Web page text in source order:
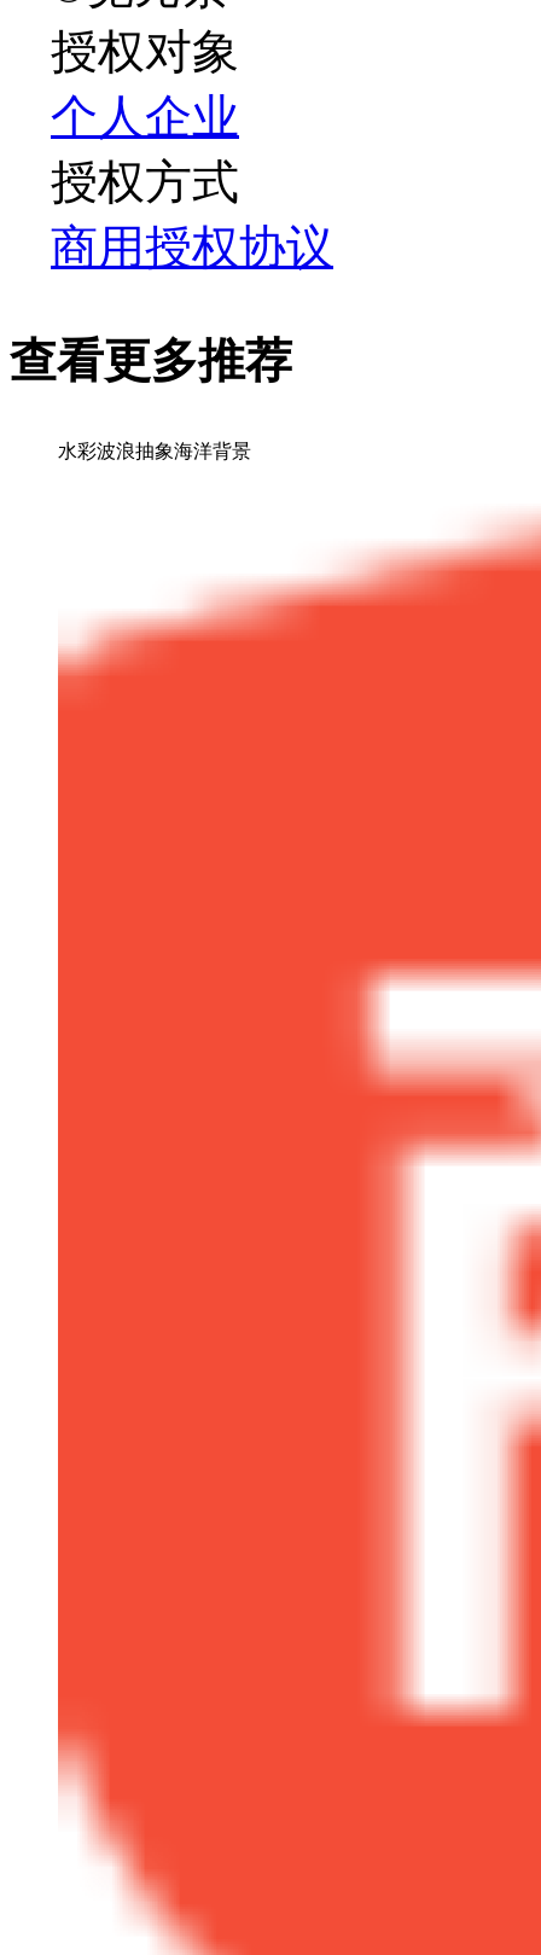
授权对象
个人企业
授权方式
商用授权协议
查看更多推荐
水彩波浪抽象海洋背景